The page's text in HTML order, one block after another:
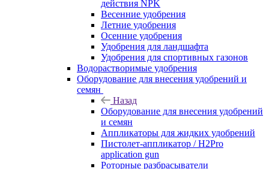
действия NPK
Весенние удобрения
Летние удобрения
Осенние удобрения
Удобрения для ландшафта
Удобрения для спортивных газонов
Водорастворимые удобрения
Оборудование для внесения удобрений и
семян
Назад
Оборудование для внесения удобрений
и семян
Аппликаторы для жидких удобрений
Пистолет-аппликатор / H2Pro
application gun
Роторные разбрасыватели